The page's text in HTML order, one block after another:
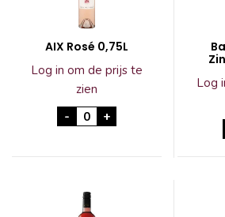
AIX Rosé 0,75L
Log in om de prijs te
zien
- AIX Rosé 0,75L aantal
+
Log